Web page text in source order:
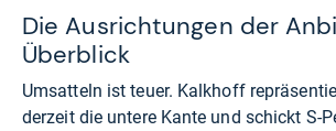
Die Ausrichtungen der
Überblick
Umsatteln ist teuer. Kalkhoff
derzeit die untere Kante und schickt S-